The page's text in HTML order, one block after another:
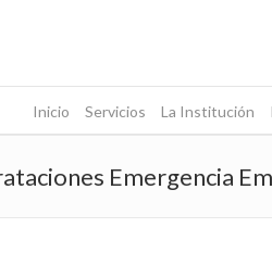
Inicio Servicios La Institución
Emergencia